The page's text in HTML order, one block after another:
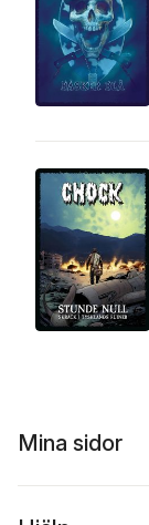
Mina sidor